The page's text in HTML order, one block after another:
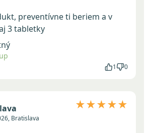
preventívne ti beriem a v
3 tabletky
1 0
Bratislava
★★★★★